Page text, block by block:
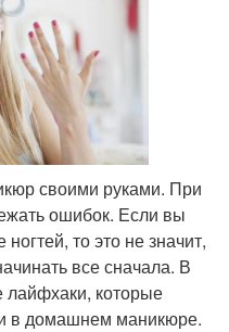
своими руками. При
ошибок. Если вы
то это не значит,
все сначала. В
которые
в домашнем маникюре.